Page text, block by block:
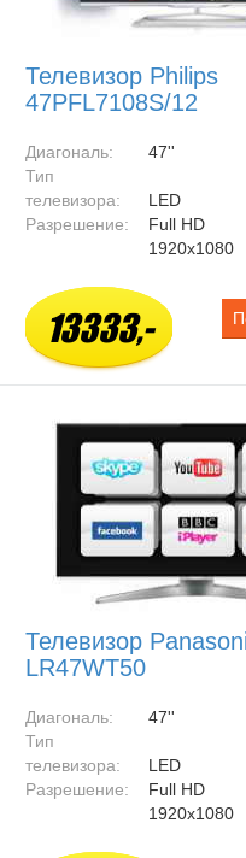
Телевизор Philips
47PFL7108S/12
Диагональ:
47''
Тип
телевизора:
LED
Разрешение:
Full HD
1920x1080
13333,-
Телевизор
LR47WT50
Диагональ:
47''
Тип
телевизора:
LED
Разрешение:
Full HD
1920x1080